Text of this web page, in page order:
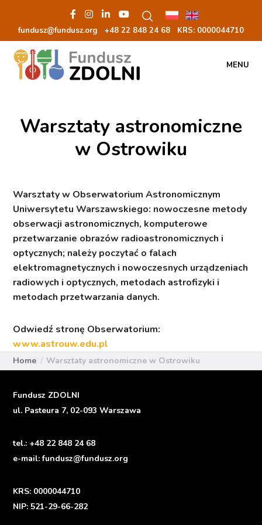
fundusz@fundusz.org +48 22 848 24 68 KRS: 0000044710
MENU
Warsztaty astronomiczne
w Ostrowiku
Warsztaty w Obserwatorium Astronomicznym
Uniwersytetu Warszawskiego: nowoczesne metody
obserwacji astronomicznych, komputerowe
przetwarzanie obrazów radioastronomicznych i
optycznych; należy poczytać o falach
elektromagnetycznych i nowoczesnych urządzeniach
radiowych i optycznych, metodach astrofizyki i
metodach przetwarzania danych.
Odwiedź stronę Obserwatorium:
www.astrouw.edu.pl
Home Warsztaty astronomiczne w Ostrowiku
Fundusz ZDOLNI
ul. Pasteura 7, 02-093 Warszawa
tel.: +48 22 848 24 68
e-mail:fundusz@fundusz.org
KRS: 0000044710
NIP: 521-29-66-282